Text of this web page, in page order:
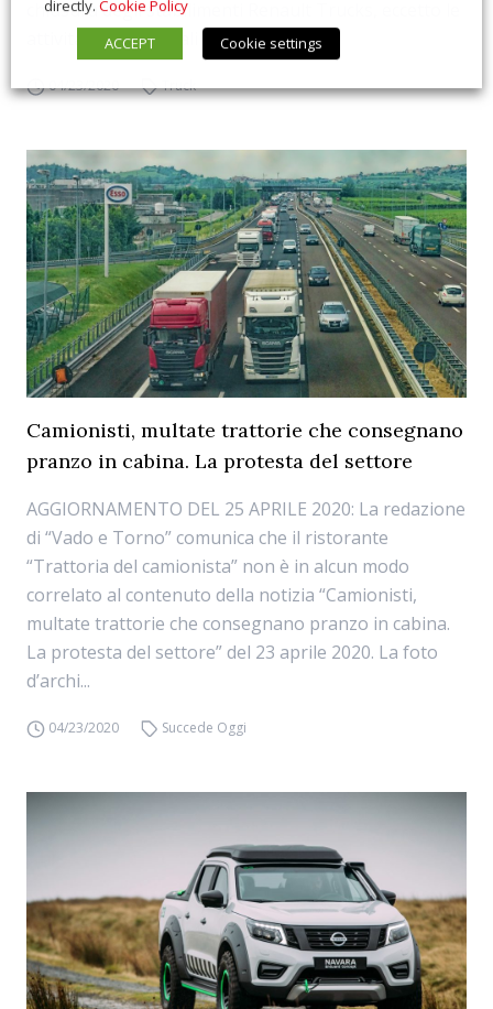
chiusura degli stabilimenti Renault Trucks, eccetto le
attività fondamentali degli stessi, e...
04/23/2020 Truck
Camionisti, multate trattorie che consegnano
pranzo in cabina. La protesta del settore
AGGIORNAMENTO DEL 25 APRILE 2020: La redazione
di “Vado e Torno” comunica che il ristorante
“Trattoria del camionista” non è in alcun modo
correlato al contenuto della notizia “Camionisti,
multate trattorie che consegnano pranzo in cabina.
La protesta del settore” del 23 aprile 2020. La foto
d’archi...
04/23/2020 Succede Oggi
directly. Cookie Policy
ACCEPT
Cookie settings